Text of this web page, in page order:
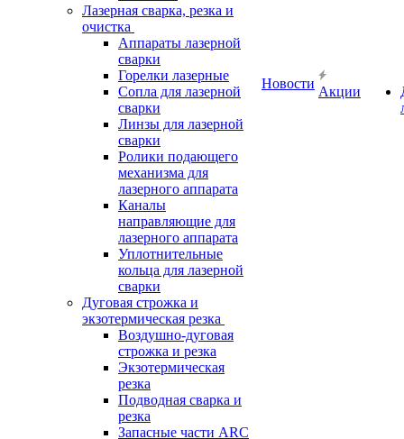
Лазерная сварка, резка и
очистка
Аппараты лазерной
сварки
Горелки лазерные
Сопла для лазерной
сварки
Линзы для лазерной
сварки
Ролики подающего
механизма для
лазерного аппарата
Каналы
направляющие для
лазерного аппарата
Уплотнительные
кольца для лазерной
сварки
Дуговая строжка и
экзотермическая резка
Воздушно-дуговая
строжка и резка
Экзотермическая
резка
Подводная сварка и
резка
Запасные части ARC
Новости
Акции